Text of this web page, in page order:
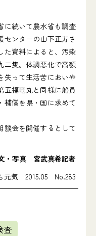
に続いて農水省も調査
センターの山下正寿さ
た資料によると、汚染
二隻。体調悪化で高額
失って生活苦においや
五福竜丸と同様に船員
補償を県・国に求めて
会を開催するとして
・写真 宮武真希記者
元気 2015.05 No.283
査